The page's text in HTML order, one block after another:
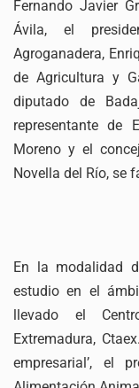
Fernando Javier
Ávila, el
Agroganadera,
de Agricultura y
diputado de
representante de
Moreno y el
Novella del Río, se
En la modalidad
estudio en el
llevado el
Extremadura,
empresarial’, el